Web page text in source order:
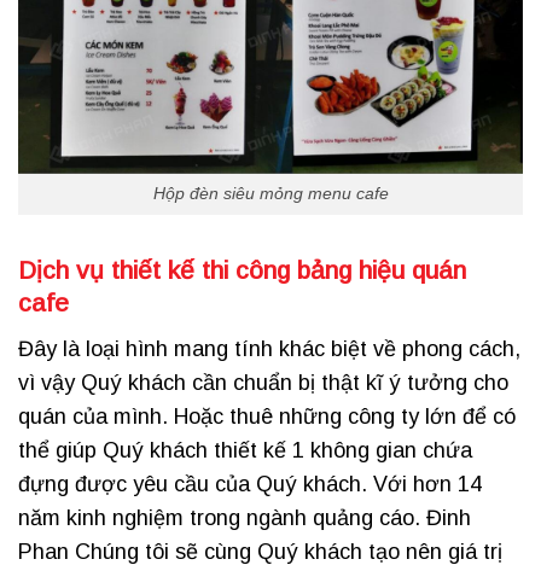
Hộp đèn siêu mỏng menu cafe
Dịch vụ thiết kế thi công bảng hiệu quán
cafe
Đây là loại hình mang tính khác biệt về phong cách,
vì vậy Quý khách cần chuẩn bị thật kĩ ý tưởng cho
quán của mình. Hoặc thuê những công ty lớn để có
thể giúp Quý khách thiết kế 1 không gian chứa
đựng được yêu cầu của Quý khách. Với hơn 14
năm kinh nghiệm trong ngành quảng cáo. Đinh
Phan Chúng tôi sẽ cùng Quý khách tạo nên giá trị